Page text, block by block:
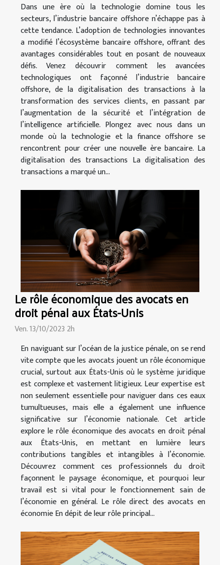
Dans une ère où la technologie domine tous les
secteurs, l’industrie bancaire offshore n’échappe pas à
cette tendance. L’adoption de technologies innovantes
a modifié l’écosystème bancaire offshore, offrant des
avantages considérables tout en posant de nouveaux
défis. Venez découvrir comment les avancées
technologiques ont façonné l’industrie bancaire
offshore, de la digitalisation des transactions à la
transformation des services clients, en passant par
l’augmentation de la sécurité et l’intégration de
l’intelligence artificielle. Plongez avec nous dans un
monde où la technologie et la finance offshore se
rencontrent pour créer une nouvelle ère bancaire. La
digitalisation des transactions La digitalisation des
transactions a marqué un...
Le rôle économique des avocats en
droit pénal aux États-Unis
Ven. 13/10/2023 2h
En naviguant sur l’océan de la justice pénale, on se rend
vite compte que les avocats jouent un rôle économique
crucial, surtout aux États-Unis où le système juridique
est complexe et vastement litigieux. Leur expertise est
non seulement essentielle pour naviguer dans ces eaux
tumultueuses, mais elle a également une influence
significative sur l’économie nationale. Cet article
explore le rôle économique des avocats en droit pénal
aux États-Unis, en mettant en lumière leurs
contributions tangibles et intangibles à l’économie.
Découvrez comment ces professionnels du droit
façonnent le paysage économique, et pourquoi leur
travail est si vital pour le fonctionnement sain de
l’économie en général. Le rôle direct des avocats en
économie En dépit de leur rôle principal...